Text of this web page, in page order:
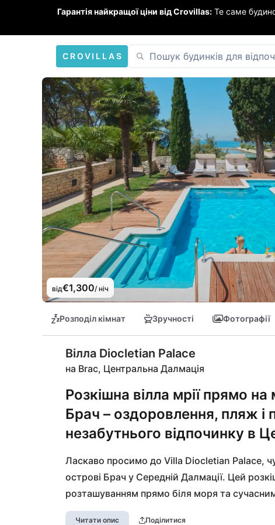
Гарантія найкращої ціни від Crovillas: Те саме
CROVILLAS
від€1,300/ ніч
Розподіл кімнат Зручності Фотографії
Вілла Diocletian Palace
на Brac, Центральна Далмація
Розкішна вілла мрії прямо на
Брач – оздоровлення, пляж і
незабутнього відпочинку в
Ласкаво просимо до Villa Diocletian Palace,
острові Брач у Середній Далмації. Цей
розташуванням прямо біля моря та
Відпочивайте в спортивному та
Читати опис Поділитися